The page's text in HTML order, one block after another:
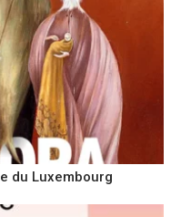
du Luxembourg